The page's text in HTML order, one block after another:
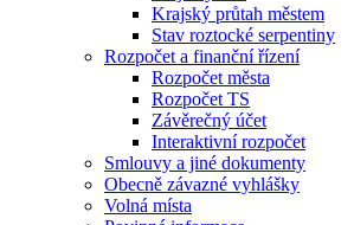
Krajský průtah městem
Stav roztocké serpentiny
Rozpočet a finanční řízení
Rozpočet města
Rozpočet TS
Závěrečný účet
Interaktivní rozpočet
Smlouvy a jiné dokumenty
Obecně závazné vyhlášky
Volná místa